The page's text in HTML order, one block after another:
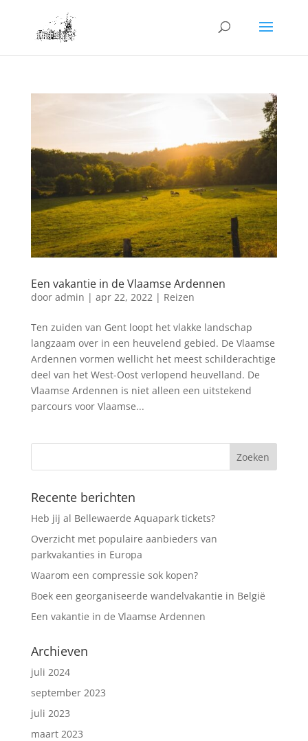
Een vakantie in de Vlaamse Ardennen
door admin | apr 22, 2022| Reizen
Ten zuiden van Gent loopt het vlakke landschap
langzaam over in een heuvelend gebied. De Vlaamse
Ardennen vormen wellicht het meest schilderachtige
deel van het West-Oost verlopend heuvelland. De
Vlaamse Ardennen is niet alleen een uitstekend
parcours voor Vlaamse...
Recente berichten
Heb jij al Bellewaerde Aquapark tickets?
Overzicht met populaire aanbieders van
parkvakanties in Europa
Waarom een compressie sok kopen?
Boek een georganiseerde wandelvakantie in België
Een vakantie in de Vlaamse Ardennen
Archieven
juli 2024
september 2023
juli 2023
maart 2023